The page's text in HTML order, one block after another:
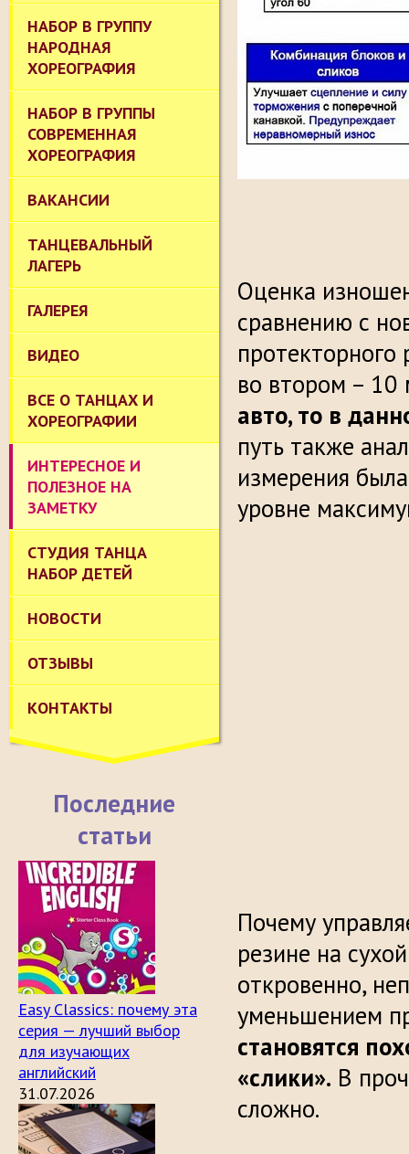
НАБОР В ГРУППУ
НАРОДНАЯ
ХОРЕОГРАФИЯ
НАБОР В ГРУППЫ
СОВРЕМЕННАЯ
ХОРЕОГРАФИЯ
ВАКАНСИИ
ТАНЦЕВАЛЬНЫЙ
ЛАГЕРЬ
ГАЛЕРЕЯ
ВИДЕО
ВСЕ О ТАНЦАХ И
ХОРЕОГРАФИИ
ИНТЕРЕСНОЕ И
ПОЛЕЗНОЕ НА
ЗАМЕТКУ
СТУДИЯ ТАНЦА
НАБОР ДЕТЕЙ
НОВОСТИ
ОТЗЫВЫ
КОНТАКТЫ
Последние
статьи
Easy Classics: почему эта
серия — лучший выбор
для изучающих
английский
31.07.2026
Оценка
сравнению с
протекторного
во втором –
авто, то в
путь также
измерения
уровне
Почему
резине на
откровенно,
уменьшением
становятся
«слики». В
сложно.